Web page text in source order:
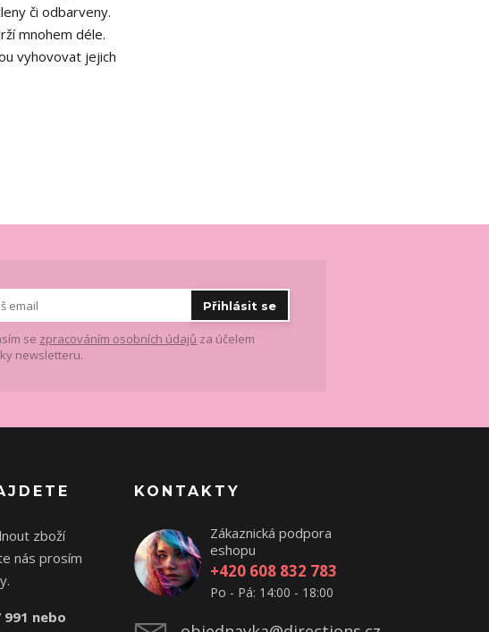
či odbarveny.
mnohem déle.
vyhovovat jejich
Přihlásit se
se zpracováním osobních údajů za účelem
newsletteru.
zboží
nás prosím
991 nebo
KONTAKTY
Zákaznická podpora
eshopu
+420 608 832 783
Po - Pá: 14:00 - 18:00